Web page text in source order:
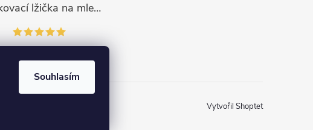
Souhlasím
Dávkovací lžička na mletou kávu 53132C8134
Vytvořil Shoptet